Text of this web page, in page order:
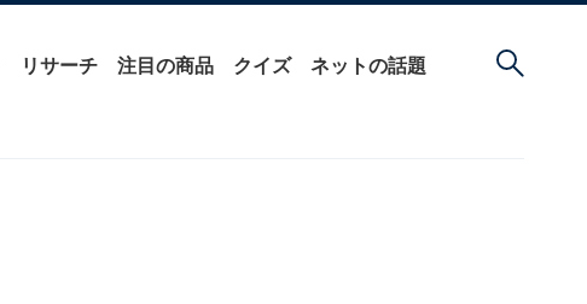
リサーチ 注目の商品 クイズ ネットの話題